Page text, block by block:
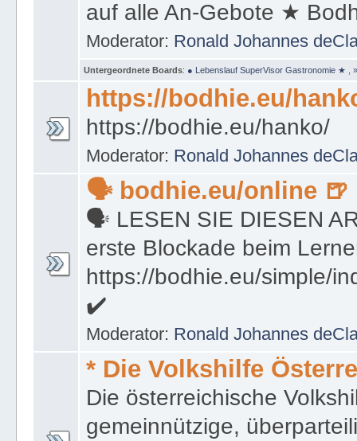
auf alle An-Gebote ★
Moderator: Ronald Johannes
Untergeordnete Boards: ● Lebenslauf SuperVisor Gastronomie ★
https://bodhie.eu/
https://bodhie.eu/hanko/
Moderator: Ronald Johannes
🗣 bodhie.eu/online 🍺
🗣 LESEN SIE DIESEN
erste Blockade beim
https://bodhie.eu/simple/
✔
Moderator: Ronald Johannes
* Die Volkshilfe
Die österreichische
gemeinnützige,